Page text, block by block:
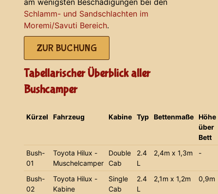
am wenigsten Beschädigungen bei den
Schlamm- und Sandschlachten im
Moremi/Savuti Bereich.
ZUR BUCHUNG
Tabellarischer Überblick aller
Bushcamper
Kürzel Fahrzeug Kabine Typ Bettenmaße Höhe
über
Bett
Bush-
01
Toyota Hilux -
Muschelcamper
Double
Cab
2.4
L
2,4m x 1,3m -
Bush-
02
Toyota Hilux -
Kabine
Single
Cab
2.4
L
2,1m x 1,2m 0,9m